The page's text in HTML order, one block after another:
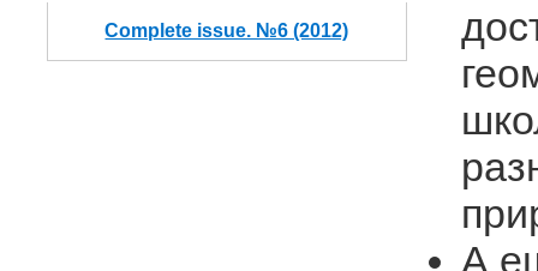
Complete issue. №6 (2012)
А